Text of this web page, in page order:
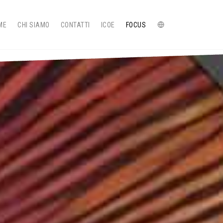
CHI SIAMO CONTATTI ICOE FOCUS